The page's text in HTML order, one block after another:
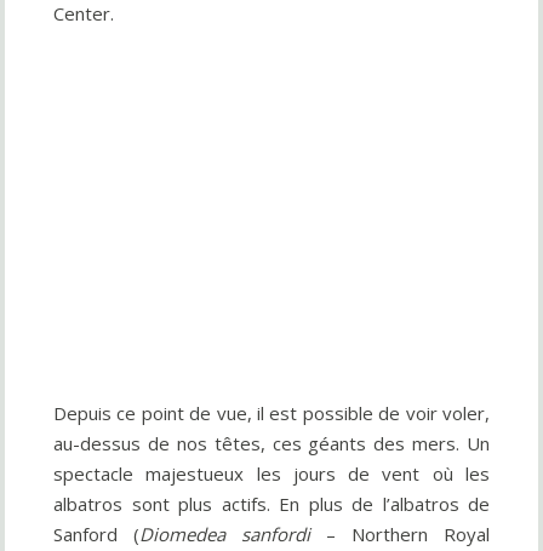
Center.
Depuis ce point de vue, il est possible de voir voler,
au-dessus de nos têtes, ces géants des mers. Un
spectacle majestueux les jours de vent où les
albatros sont plus actifs. En plus de l’albatros de
Sanford (Diomedea sanfordi– Northern Royal